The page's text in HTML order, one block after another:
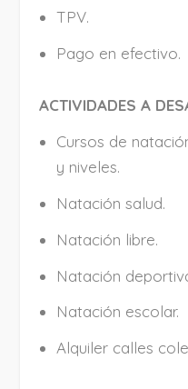
TPV.
Pago en efectivo.
ACTIVIDADES A
Cursos de
y niveles.
Natación salud.
Natación libre.
Natación
Natación escolar.
Alquiler calles